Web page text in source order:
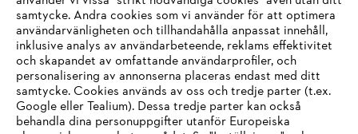
Företaget
STIHL FAQ
samtycke. Andra cookies som vi använder för att optimera
användarvänligheten och tillhandahålla anpassat innehåll,
inklusive analys av användarbeteende, reklams effektivitet
och skapandet av omfattande användarprofiler, och
personalisering av annonserna placeras endast med ditt
samtycke. Cookies används av oss och tredje parter (t.ex.
Google eller Tealium). Dessa tredje parter kan också
behandla dina personuppgifter utanför Europeiska